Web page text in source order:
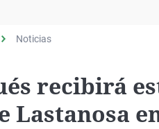
ViudaNavarra
Noticias
recibirá
Lastanosa